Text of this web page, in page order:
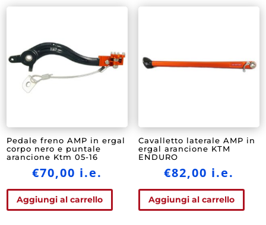
Pedale freno AMP in ergal
corpo nero e puntale
arancione Ktm 05-16
€70,00 i.e.
Aggiungi al carrello
Cavalletto laterale AMP in
ergal arancione KTM
ENDURO
€82,00 i.e.
Aggiungi al carrello